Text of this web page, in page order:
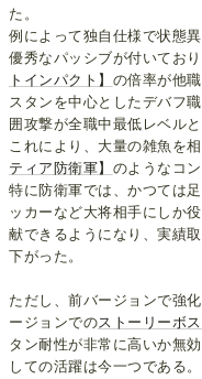
た。
例によって独自仕様で状態
優秀なパッシブが付いてお
トインパクト】 の倍率が他
スタンを中心としたデバフ
囲攻撃が全職中最低レベル
これにより、大量の雑魚を
ティア防衛軍】 のようなコ
特に防衛軍では、かつては
ッカーなど大将相手にしか
献できるようになり、実績
下がった。
ただし、前バージョンで強
ージョンでのストーリーボス
タン耐性が非常に高いか無
しての活躍は今一つである。